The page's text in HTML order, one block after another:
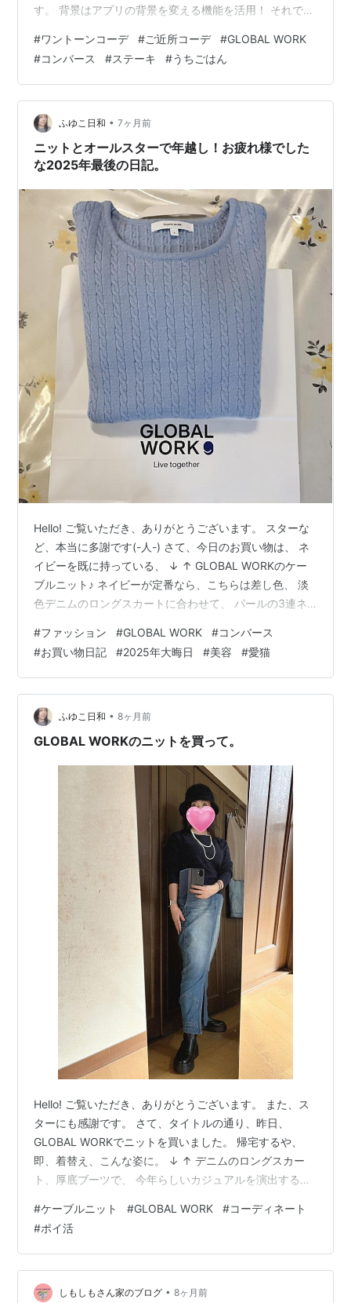
す。 背景はアプリの背景を変える機能を活用！ それで、
GLOBAL WORKのニットと、 デニムスカート、白のバケ
ハと、 それから、コンバースのオールスター！ ブルーの
ワントーンで、ご近所コーデ、 キマった！と、私は思っ
ています。 さて、そんな今日の夕食ですが、 ジャーン！
国産牛のヒレ肉のステーキです♪ ↓ ↑ これは…
#ワントーンコーデ #ご近所コーデ #GLOBAL WORK
#コンバース #ステーキ #うちごはん
ふゆこ日和 • 7ヶ月前
ニットとオールスターで年越し！お疲れ様でした
な2025年最後の日記。
Hello! ご覧いただき、ありがとうございます。 スターな
ど、本当に多謝です(-人-) さて、今日のお買い物は、 ネ
イビーを既に持っている、 ↓ ↑ GLOBAL WORKのケー
ブルニット♪ ネイビーが定番なら、こちらは差し色、 淡
色デニムのロングスカートに合わせて、 パールの3連ネ
一昨日頼んだ、 コンバースのオールスターが届きました♪
↓ ↑ オールスター、これで何足目か、わかりませんが、
ホワイト、上のニットと共に身につけますよ〜！ アイシ
ャドウは…もちろん、マリクヮで！笑 来年はマリクヮを
大人買いできたら…。 お買い物日記が長くな…
#ファッション #GLOBAL WORK #コンバース
#お買い物日記 #2025年大晦日 #美容 #愛猫
ふゆこ日和 • 8ヶ月前
GLOBAL WORKのニットを買って。
Hello! ご覧いただき、ありがとうございます。 また、ス
ターにも感謝です。 さて、タイトルの通り、昨日、
GLOBAL WORKでニットを買いました。 帰宅するや、
即、着替え、こんな姿に。 ↓ ↑ デニムのロングスカー
ト、厚底ブーツで、 今年らしいカジュアルを演出する一
バケットハットで、 可愛さを足してみました。 今日はも
っとエレガントなコーデで。 ↓ ↑ パールのネックレスは
変わらず、 ブラックのベロアのロングスカートに、 踵の
あるグルカサンダルをタイツで履き、 エコレザーのバケ
ットハットを被りました。 実は、このニット、元値がお
#ケーブルニット #GLOBAL WORK #コーディネート
#ポイ活
しもしもさん家のブログ • 8ヶ月前